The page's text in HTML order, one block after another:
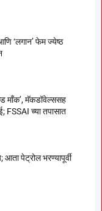
‘लगान’ फेम ज्येष्ठ
मॉंक’, मॅकडॉवेल्ससह
FSSAI च्या तपासात
आता पेट्रोल भरण्यापूर्वी